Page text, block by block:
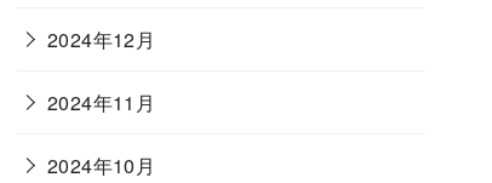
2024年12月
2024年11月
2024年10月